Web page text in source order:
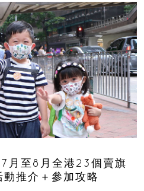
月至8月全港23個賣旗
推介＋參加攻略